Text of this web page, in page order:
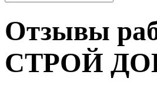
Отзывы
СТРОЙ